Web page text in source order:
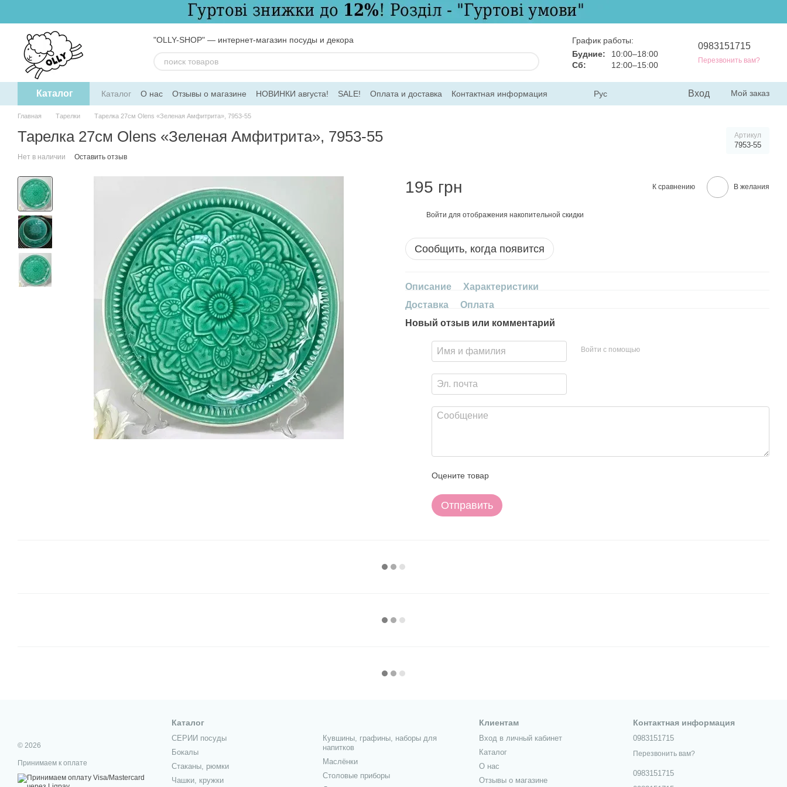
"OLLY-SHOP" — интернет-магазин посуды и декора
График работы:
Будние:
10:00–18:00
Сб:
12:00–15:00
0983151715
Перезвонить вам?
Каталог Каталог О нас Отзывы о магазине НОВИНКИ августа! SALE! Оплата и доставка
Контактная информация
Обмен и возврат
Пользовательское соглашение Договір ПО Для оптовых заказов
Рус Вход Мой заказ
Главная Тарелки Тарелка 27см Olens «Зеленая Амфитрита», 7953-55
Тарелка 27см Olens «Зеленая Амфитрита», 7953-55 Артикул
7953-55
Нет в наличии Оставить отзыв
195 грн К сравнению В желания
Войти для отображения накопительной скидки
Сообщить, когда появится
Описание
Характеристики
Доставка
Оплата
Новый отзыв или комментарий
Войти с помощью
Оцените товар
Отправить
© 2026
Принимаем к оплате
Каталог
СЕРИИ посуды
Бокалы
Стаканы, рюмки
Чашки, кружки
Кувшины, графины, наборы для
напитков
Маслёнки
Столовые приборы
Клиентам
Вход в личный кабинет
Каталог
О нас
Отзывы о магазине
Контактная информация
0983151715
Перезвонить вам?
0983151715